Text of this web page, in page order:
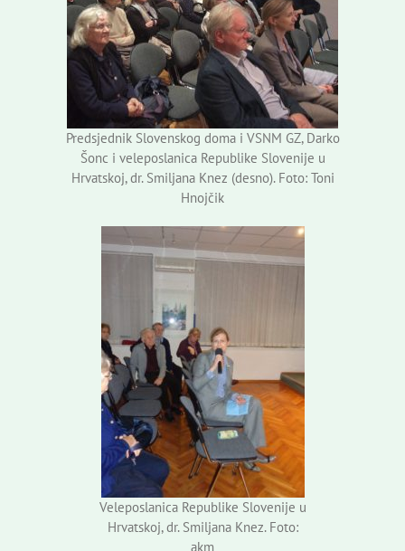
Predsjednik Slovenskog doma i VSNM GZ, Darko
Šonc i veleposlanica Republike Slovenije u
Hrvatskoj, dr. Smiljana Knez (desno). Foto: Toni
Hnojčik
Veleposlanica Republike Slovenije u
Hrvatskoj, dr. Smiljana Knez. Foto:
akm